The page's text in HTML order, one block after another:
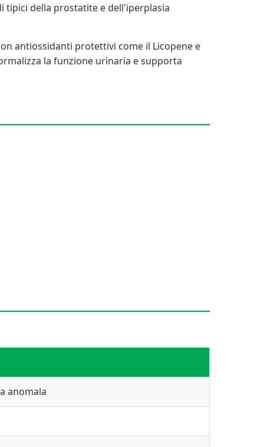
della prostatite e dell'iperplasia
antiossidanti protettivi come il Licopene e
la funzione urinaria e supporta
anomala